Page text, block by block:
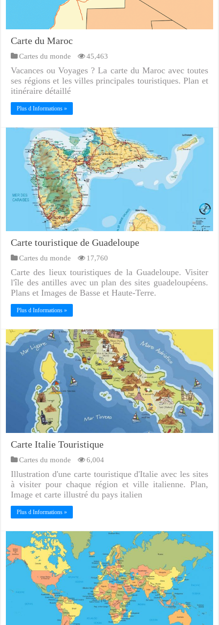
Carte du Maroc
Cartes du monde 45,463
Vacances ou Voyages ? La carte du Maroc avec toutes
ses régions et les villes principales touristiques. Plan et
itinéraire détaillé
Plus d Informations »
Carte touristique de Guadeloupe
Cartes du monde 17,760
Carte des lieux touristiques de la Guadeloupe. Visiter
l'île des antilles avec un plan des sites guadeloupéens.
Plans et Images de Basse et Haute-Terre.
Plus d Informations »
Carte Italie Touristique
Cartes du monde 6,004
Illustration d'une carte touristique d'Italie avec les sites
à visiter pour chaque région et ville italienne. Plan,
Image et carte illustré du pays italien
Plus d Informations »